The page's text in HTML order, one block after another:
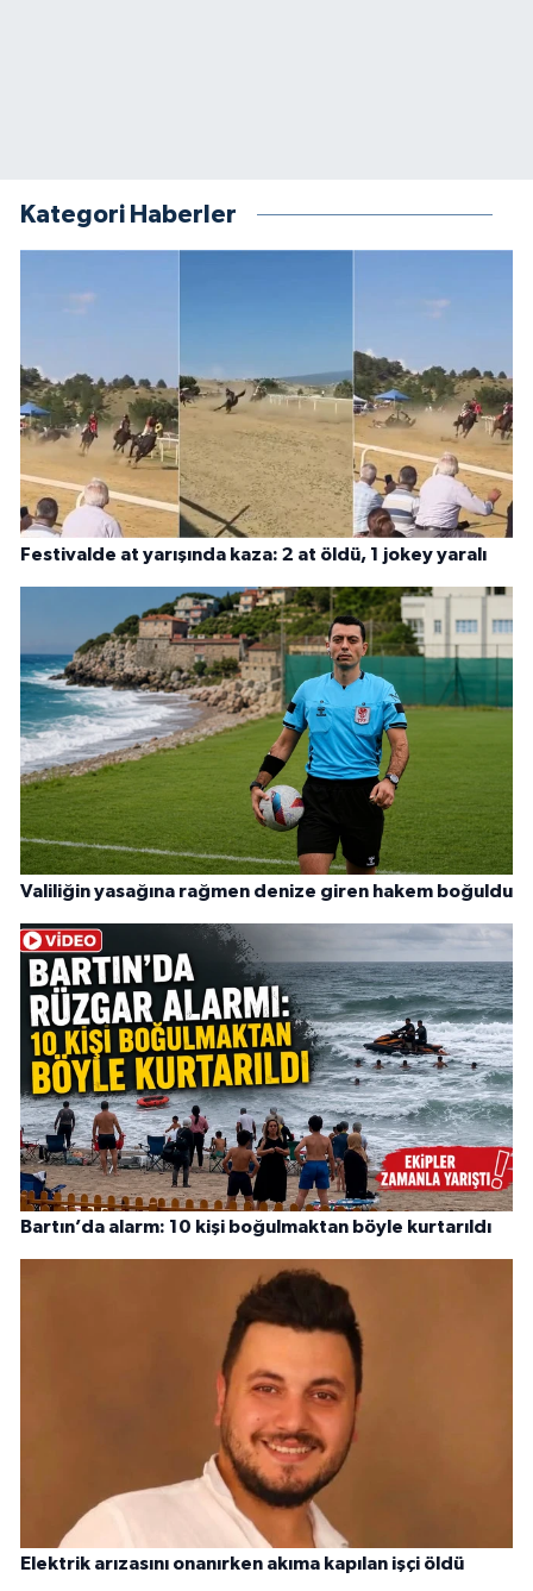
Kategori Haberler
Festivalde at yarışında kaza: 2 at öldü, 1 jokey yaralı
Valiliğin yasağına rağmen denize giren hakem boğuldu
Bartın’da alarm: 10 kişi boğulmaktan böyle kurtarıldı
Elektrik arızasını onanırken akıma kapılan işçi öldü